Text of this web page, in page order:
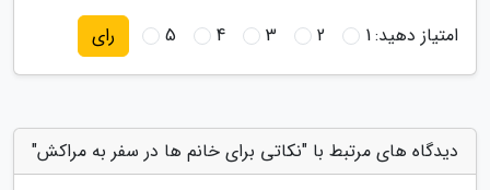
امتیاز دهید:1
2
3
4
5 رای
دیدگاه های مرتبط با "نکاتی برای خانم ها در سفر به مراکش"